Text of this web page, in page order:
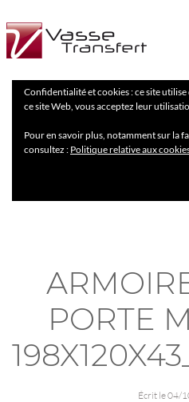
Confidentialité et cookies : ce site
ce site Web, vous acceptez leur
Pour en savoir plus, notamment sur la
consultez : Politique relative aux
PORTE
Écrit le04/